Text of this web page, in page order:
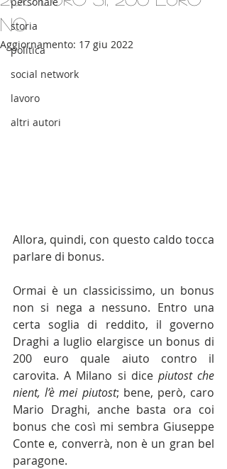
storia
politica
social network
lavoro
altri autori
no
Aggiornamento: 17 giu 2022
Allora, quindi, con questo caldo tocca
parlare di bonus.
Ormai è un classicissimo, un bonus
non si nega a nessuno. Entro una
certa soglia di reddito, il governo
Draghi a luglio elargisce un bonus di
200 euro quale aiuto contro il
carovita. A Milano si dice piutost che
nient, l’è mei piutost; bene, però, caro
Mario Draghi, anche basta ora coi
bonus che così mi sembra Giuseppe
Conte e, converrà, non è un gran bel
paragone.